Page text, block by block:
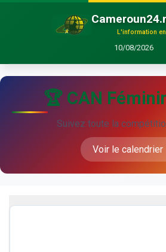
L'information
10/08/2026
🏆 CAN
Suivez toute la
Voir le